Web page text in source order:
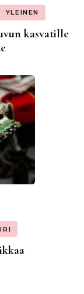
YLEINEN
kasvatille